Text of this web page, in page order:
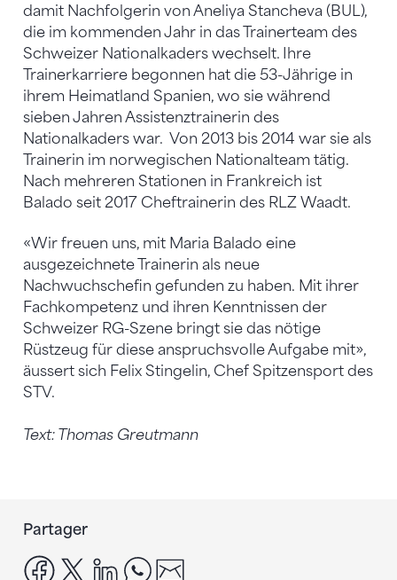
damit Nachfolgerin von Aneliya Stancheva (BUL),
die im kommenden Jahr in das Trainerteam des
Schweizer Nationalkaders wechselt. Ihre
Trainerkarriere begonnen hat die 53-Jährige in
ihrem Heimatland Spanien, wo sie während
sieben Jahren Assistenztrainerin des
Nationalkaders war. Von 2013 bis 2014 war sie als
Trainerin im norwegischen Nationalteam tätig.
Nach mehreren Stationen in Frankreich ist
Balado seit 2017 Cheftrainerin des RLZ Waadt.
«Wir freuen uns, mit Maria Balado eine
ausgezeichnete Trainerin als neue
Nachwuchschefin gefunden zu haben. Mit ihrer
Fachkompetenz und ihren Kenntnissen der
Schweizer RG-Szene bringt sie das nötige
Rüstzeug für diese anspruchsvolle Aufgabe mit»,
äussert sich Felix Stingelin, Chef Spitzensport des
STV.
Text: Thomas Greutmann
Partager
facebook
x linkedinwhatsapp